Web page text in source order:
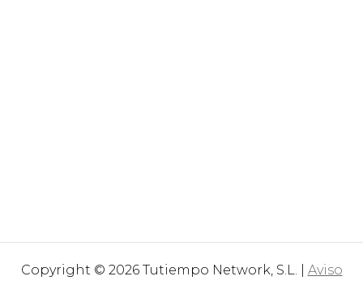
Copyright © 2026 Tutiempo Network, S.L. | Aviso